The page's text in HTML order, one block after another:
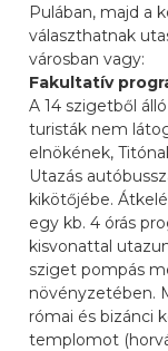
Pulában, majd a
választhatnak
városban vagy:
Fakultatív
A 14 szigetből
turisták nem
elnökének,
Utazás
kikötőjébe.
egy kb. 4 órás
kisvonattal
sziget pompás
növényzetében.
római és bizánci
templomot